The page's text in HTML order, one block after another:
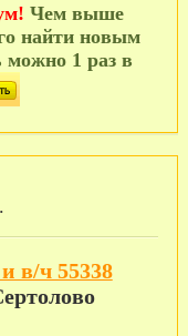
Чем выше
найти новым
можно 1 раз в
в/ч 55338